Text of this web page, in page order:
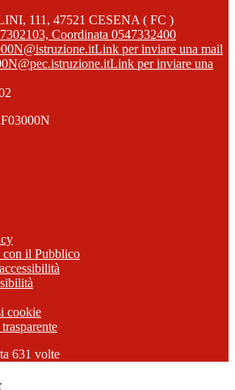
111, 47521 CESENA ( FC )
Coordinata 0547332400
Link per inviare una mail
Link per inviare una
il Pubblico
cookie
631 volte